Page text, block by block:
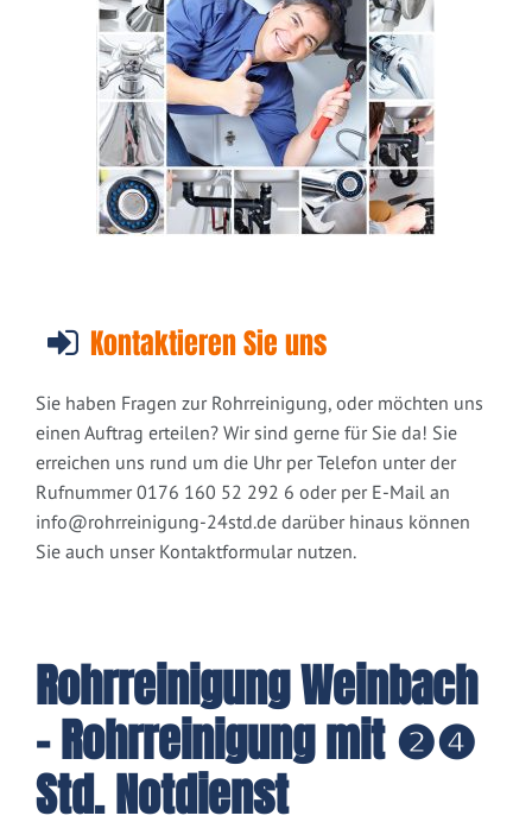
Kontaktieren Sie uns
Sie haben Fragen zur Rohrreinigung, oder möchten uns
einen Auftrag erteilen? Wir sind gerne für Sie da! Sie
erreichen uns rund um die Uhr per Telefon unter der
Rufnummer 0176 160 52 292 6 oder per E-Mail an
info@rohrreinigung-24std.de darüber hinaus können
Sie auch unser Kontaktformular nutzen.
Rohrreinigung Weinbach
- Rohrreinigung mit ❷❹
Std. Notdienst